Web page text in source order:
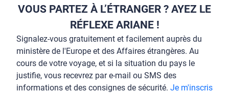
VOUS PARTEZ À L’ÉTRANGER ? AYEZ LE
RÉFLEXE ARIANE !
Signalez-vous gratuitement et facilement auprès du
ministère de l'Europe et des Affaires étrangères. Au
cours de votre voyage, et si la situation du pays le
justifie, vous recevrez par e-mail ou SMS des
informations et des consignes de sécurité. Je m'inscris